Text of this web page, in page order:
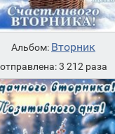
Альбом: Вторник
отправлена: 3 212 раза